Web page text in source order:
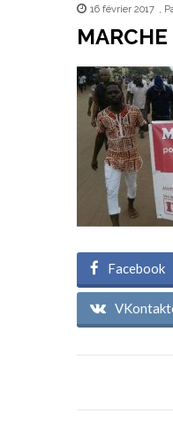
16 février 2017 ,
Facebook